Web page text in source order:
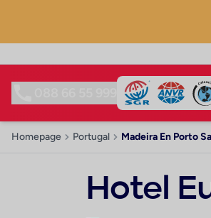
Homepage Portugal Madeira En Porto
Hotel